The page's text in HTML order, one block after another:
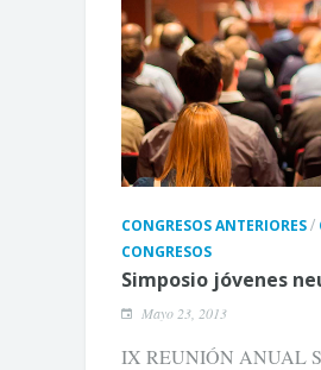
CONGRESOS ANTERIORES/
CONGRESOS
Simposio jóvenes
Mayo 23, 2013
IX REUNIÓN ANUAL